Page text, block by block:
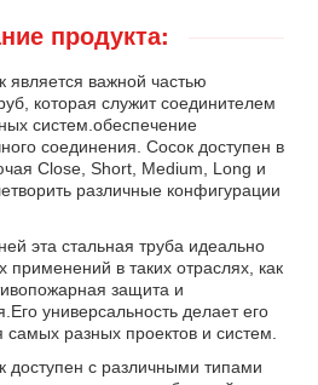
продукта:
является важной частью
которая служит соединителем
систем.обеспечение
соединения. Сосок доступен в
Close, Short, Medium, Long и
различные конфигурации
эта стальная труба идеально
применений в таких отраслях, как
защита и
универсальность делает его
разных проектов и систем.
доступен с различными типами